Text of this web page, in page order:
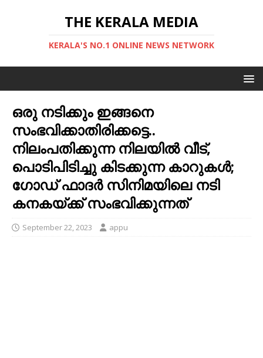
THE KERALA MEDIA
KERALA'S NO.1 ONLINE NEWS NETWORK
ഒരു നടിക്കും ഇങ്ങനെ
സംഭവിക്കാതിരിക്കട്ടെ..
നിലംപതിക്കുന്ന നിലയിൽ വീട്,
പൊടിപിടിച്ചു കിടക്കുന്ന കാറുകൾ;
ഗോഡ് ഫാദര്‍ സിനിമയിലെ നടി
കനകയ്ക്ക് സംഭവിക്കുന്നത്
September 22, 2023 appu